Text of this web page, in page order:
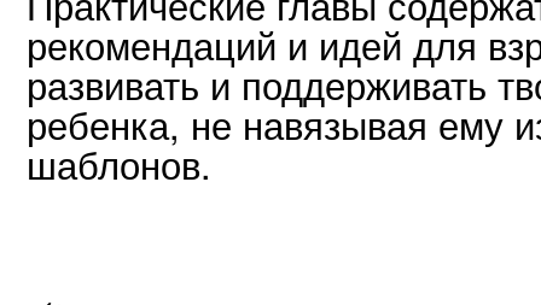
рекомендаций и идей для
развивать и поддерживать
ребенка, не навязывая ему
шаблонов.